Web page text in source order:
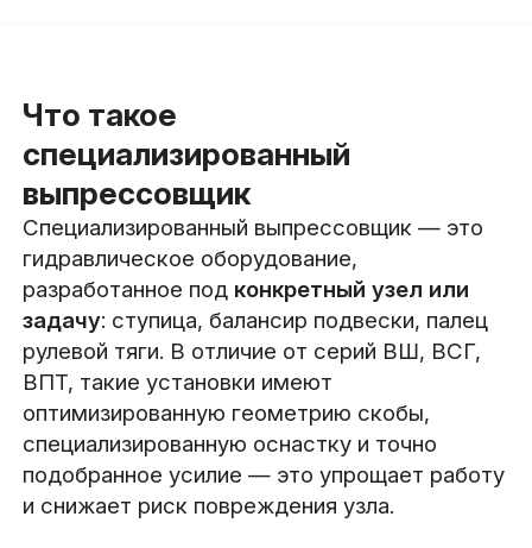
Что такое
специализированный
выпрессовщик
Специализированный выпрессовщик — это
гидравлическое оборудование,
разработанное под конкретный узел или
задачу: ступица, балансир подвески, палец
рулевой тяги. В отличие от серий ВШ, ВСГ,
ВПТ, такие установки имеют
оптимизированную геометрию скобы,
специализированную оснастку и точно
подобранное усилие — это упрощает работу
и снижает риск повреждения узла.